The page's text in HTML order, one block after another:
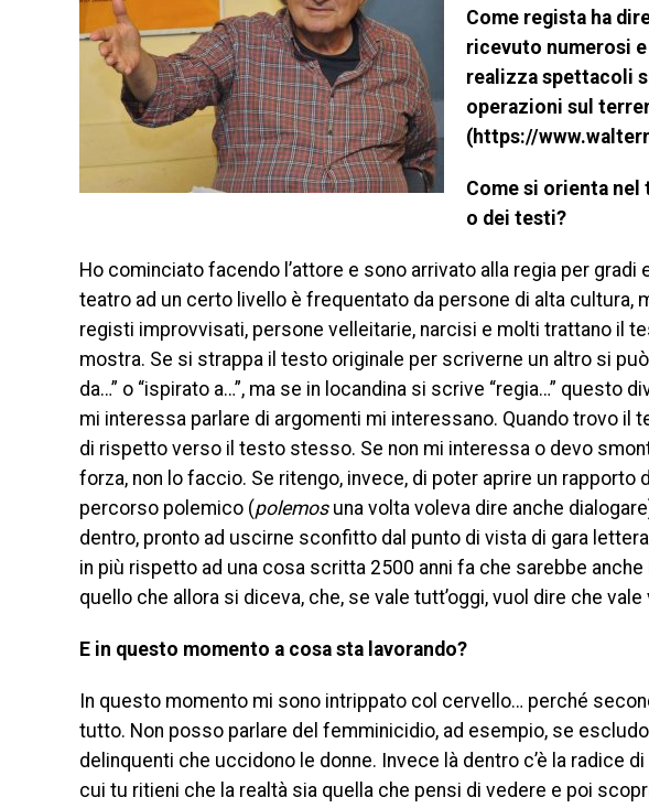
Come regista ha
ricevuto numerosi
realizza spettacoli
operazioni sul
(https://
Come si orienta nel
o dei testi?
Ho cominciato facendo l’attore e sono arrivato alla regia per gradi
teatro ad un certo livello è frequentato da persone di alta cultura,
registi improvvisati, persone velleitarie, narcisi e molti trattano il
mostra. Se si strappa il testo originale per scriverne un altro si
da…” o “ispirato a…”, ma se in locandina si scrive “regia…” questo
mi interessa parlare di argomenti mi interessano. Quando trovo
di rispetto verso il testo stesso. Se non mi interessa o devo
forza, non lo faccio. Se ritengo, invece, di poter aprire un rapporto
percorso polemico (polemosuna volta voleva dire anche
dentro, pronto ad uscirne sconfitto dal punto di vista di gara
in più rispetto ad una cosa scritta 2500 anni fa che sarebbe anche
quello che allora si diceva, che, se vale tutt’oggi, vuol dire che vale
E in questo momento a cosa sta lavorando?
In questo momento mi sono intrippato col cervello… perché
tutto. Non posso parlare del femminicidio, ad esempio, se
delinquenti che uccidono le donne. Invece là dentro c’è la radice
cui tu ritieni che la realtà sia quella che pensi di vedere e poi